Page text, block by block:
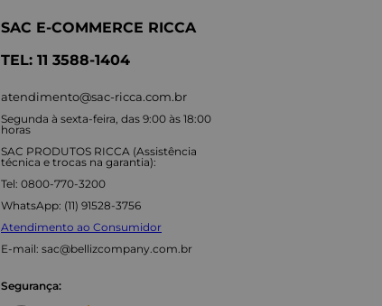
SAC E-COMMERCE RICCA
TEL: 11 3588-1404
atendimento@sac-ricca.com.br
Segunda à sexta-feira, das 9:00 às 18:00
horas
SAC PRODUTOS RICCA (Assistência
técnica e trocas na garantia):
Tel: 0800-770-3200
WhatsApp: (11) 91528-3756
Atendimento ao Consumidor
E-mail: sac@bellizcompany.com.br
Segurança: